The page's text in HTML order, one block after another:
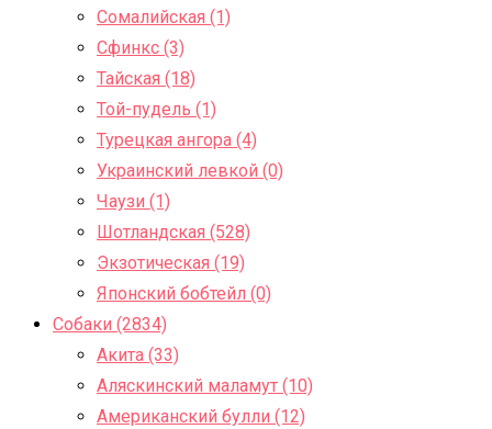
Сомалийская (1)
Сфинкс (3)
Тайская (18)
Той-пудель (1)
Турецкая ангора (4)
Украинский левкой (0)
Чаузи (1)
Шотландская (528)
Экзотическая (19)
Японский бобтейл (0)
Собаки (2834)
Акита (33)
Аляскинский маламут (10)
Американский булли (12)